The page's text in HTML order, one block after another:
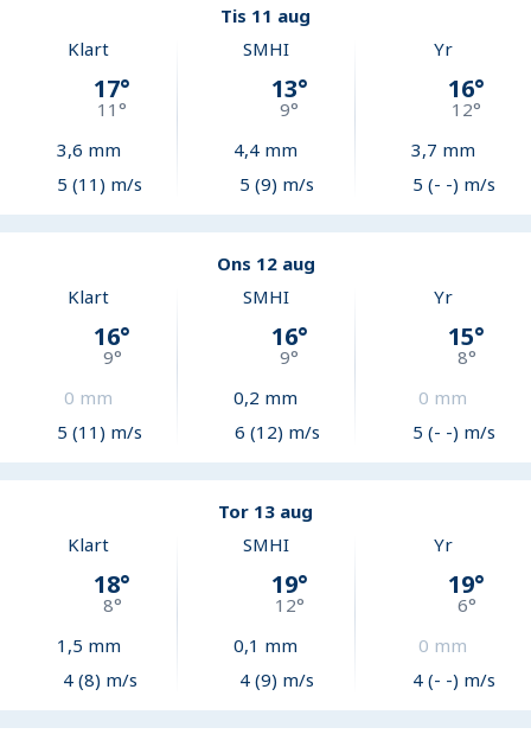
Tis 11 aug
Klart
17°
11°
3,6 mm
5 (11) m/s
SMHI
13°
9°
4,4 mm
5 (9) m/s
Yr
16°
12°
3,7 mm
5 (- -) m/s
Ons 12 aug
Klart
16°
9°
0 mm
5 (11) m/s
SMHI
16°
9°
0,2 mm
6 (12) m/s
Yr
15°
8°
0 mm
5 (- -) m/s
Tor 13 aug
Klart
18°
8°
1,5 mm
4 (8) m/s
SMHI
19°
12°
0,1 mm
4 (9) m/s
Yr
19°
6°
0 mm
4 (- -) m/s